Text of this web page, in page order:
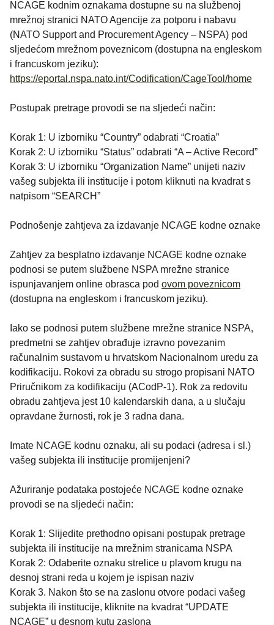
NCAGE kodnim oznakama dostupne su na službenoj
mrežnoj stranici NATO Agencije za potporu i nabavu
(NATO Support and Procurement Agency – NSPA) pod
sljedećom mrežnom poveznicom (dostupna na engleskom
i francuskom jeziku):
https://eportal.nspa.nato.int/Codification/CageTool/home
Postupak pretrage provodi se na sljedeći način:
Korak 1: U izborniku “Country” odabrati “Croatia”
Korak 2: U izborniku “Status” odabrati “A – Active Record”
Korak 3: U izborniku “Organization Name” unijeti naziv
vašeg subjekta ili institucije i potom kliknuti na kvadrat s
natpisom “SEARCH”
Podnošenje zahtjeva za izdavanje NCAGE kodne oznake
Zahtjev za besplatno izdavanje NCAGE kodne oznake
podnosi se putem službene NSPA mrežne stranice
ispunjavanjem online obrasca pod ovom poveznicom
(dostupna na engleskom i francuskom jeziku).
Iako se podnosi putem službene mrežne stranice NSPA,
predmetni se zahtjev obrađuje izravno povezanim
računalnim sustavom u hrvatskom Nacionalnom uredu za
kodifikaciju. Rokovi za obradu su strogo propisani NATO
Priručnikom za kodifikaciju (ACodP-1). Rok za redovitu
obradu zahtjeva jest 10 kalendarskih dana, a u slučaju
opravdane žurnosti, rok je 3 radna dana.
Imate NCAGE kodnu oznaku, ali su podaci (adresa i sl.)
vašeg subjekta ili institucije promijenjeni?
Ažuriranje podataka postojeće NCAGE kodne oznake
provodi se na sljedeći način:
Korak 1: Slijedite prethodno opisani postupak pretrage
subjekta ili institucije na mrežnim stranicama NSPA
Korak 2: Odaberite oznaku strelice u plavom krugu na
desnoj strani reda u kojem je ispisan naziv
Korak 3. Nakon što se na zaslonu otvore podaci vašeg
subjekta ili institucije, kliknite na kvadrat “UPDATE
NCAGE” u desnom kutu zaslona